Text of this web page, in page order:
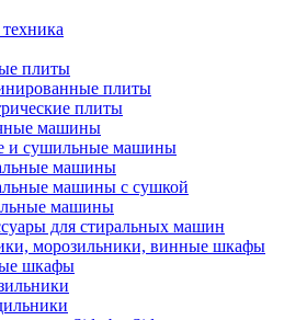
плиты
плиты
плиты
машины
и сушильные машины
машины
машины с сушкой
машины
для стиральных машин
морозильники, винные шкафы
шкафы